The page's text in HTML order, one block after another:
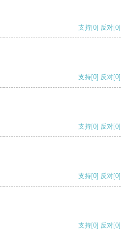
支持[0] 反对[0]
支持[0] 反对[0]
支持[0] 反对[0]
支持[0] 反对[0]
支持[0] 反对[0]